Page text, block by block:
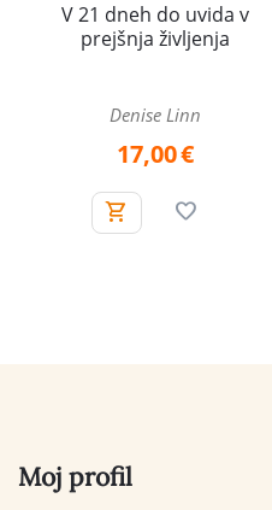
V 21 dneh do uvida v
prejšnja življenja
Denise Linn
17,00€
Moj profil